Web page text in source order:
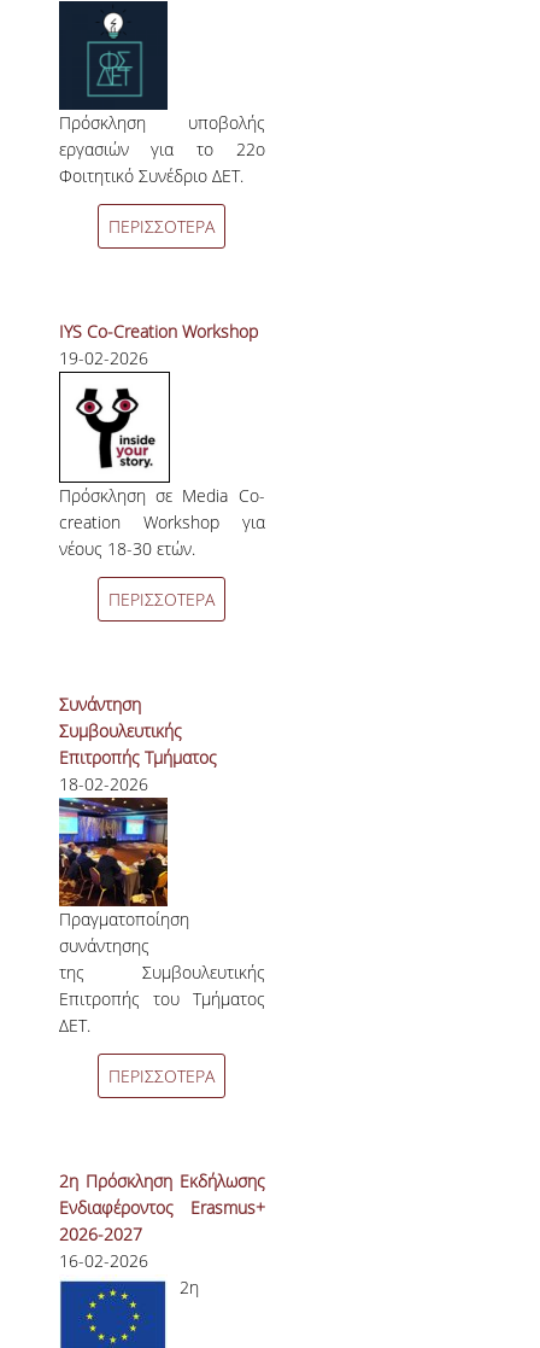
Πρόσκληση υποβολής
εργασιών για το 22ο
Φοιτητικό Συνέδριο ΔΕΤ.
ΠΕΡΙΣΣΟΤΕΡΑ
IYS Co-Creation Workshop
19-02-2026
Πρόσκληση σε Media Co-
creation Workshop για
νέους 18-30 ετών.
ΠΕΡΙΣΣΟΤΕΡΑ
Συνάντηση
Συμβουλευτικής
Επιτροπής Τμήματος
18-02-2026
Πραγματοποίηση
συνάντησης
της Συμβουλευτικής
Επιτροπής του Τμήματος
ΔΕΤ.
ΠΕΡΙΣΣΟΤΕΡΑ
2η Πρόσκληση Εκδήλωσης
Ενδιαφέροντος Erasmus+
2026-2027
16-02-2026
2η